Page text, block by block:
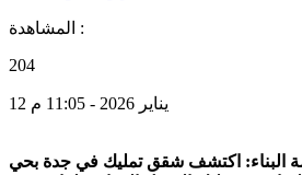
المشاهدة :
204
12 يناير 2026 - 11:05 م
البناء: اكتشف شقق تمليك في جدة بحي